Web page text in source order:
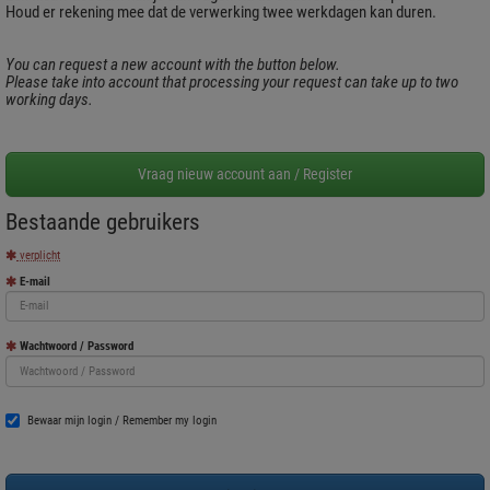
Houd er rekening mee dat de verwerking twee werkdagen kan duren.
You can request a new account with the button below.
Please take into account that processing your request can take up to two
working days.
Bestaande gebruikers
verplicht
E-mail
Wachtwoord / Password
Bewaar mijn login / Remember my login